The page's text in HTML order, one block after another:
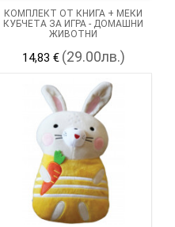
КОМПЛЕКТ ОТ КНИГА + МЕКИ
КУБЧЕТА ЗА ИГРА - ДОМАШНИ
ЖИВОТНИ
14,83 € (29.00лв.)